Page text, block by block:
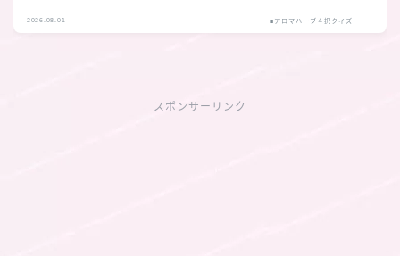
2026.08.01 ■アロマハーブ４択クイズ
スポンサーリンク